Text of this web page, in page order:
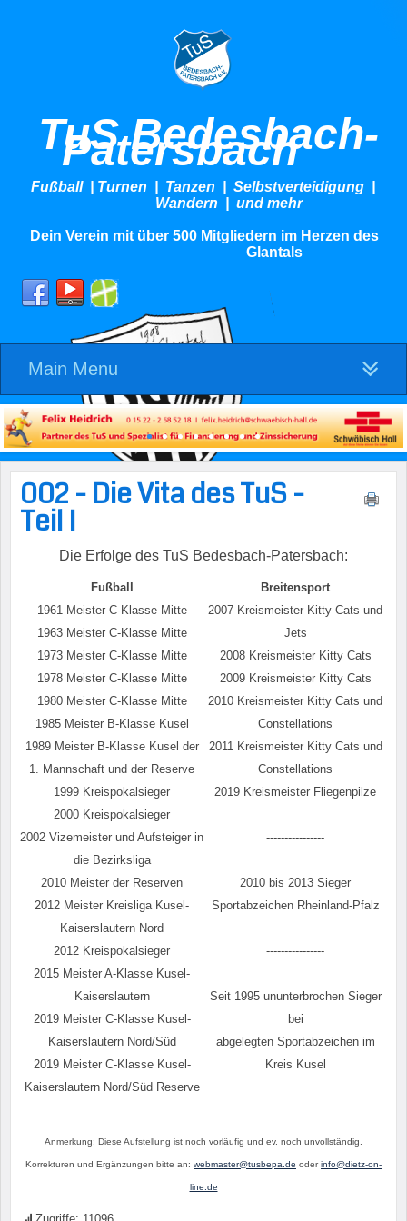
TuS Bedesbach-
Patersbach
Fußball | Turnen | Tanzen | Selbstverteidigung |
Wandern | und mehr
Dein Verein mit über 500 Mitgliedern im Herzen des
Glantals
Main Menu
002 - Die Vita des TuS -
Teil I
Die Erfolge des TuS Bedesbach-Patersbach:
Fußball
Breitensport
1961 Meister C-Klasse Mitte
1963 Meister C-Klasse Mitte
1973 Meister C-Klasse Mitte
1978 Meister C-Klasse Mitte
1980 Meister C-Klasse Mitte
1985 Meister B-Klasse Kusel
1989 Meister B-Klasse Kusel der
1. Mannschaft und der Reserve
1999 Kreispokalsieger
2000 Kreispokalsieger
2002 Vizemeister und Aufsteiger in
die Bezirksliga
2010 Meister der Reserven
2012 Meister Kreisliga Kusel-
Kaiserslautern Nord
2012 Kreispokalsieger
2015 Meister A-Klasse Kusel-
Kaiserslautern
2019 Meister C-Klasse Kusel-
Kaiserslautern Nord/Süd
2019 Meister C-Klasse Kusel-
Kaiserslautern Nord/Süd Reserve
2007 Kreismeister Kitty Cats und
Jets
2008 Kreismeister Kitty Cats
2009 Kreismeister Kitty Cats
2010 Kreismeister Kitty Cats und
Constellations
2011 Kreismeister Kitty Cats und
Constellations
2019 Kreismeister Fliegenpilze
----------------
2010 bis 2013 Sieger
Sportabzeichen Rheinland-Pfalz
----------------
Seit 1995 ununterbrochen Sieger
bei
abgelegten Sportabzeichen im
Kreis Kusel
Anmerkung: Diese Aufstellung ist noch vorläufig und ev. noch unvollständig.
Korrekturen und Ergänzungen bitte an: webmaster@tusbepa.de oderinfo@dietz-on-
line.de